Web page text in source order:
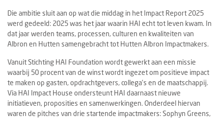
Die ambitie sluit aan op wat die middag in het Impact Report 2025
werd gedeeld: 2025 was het jaar waarin HAI echt tot leven kwam. In
dat jaar werden teams, processen, culturen en kwaliteiten van
Albron en Hutten samengebracht tot Hutten Albron Impactmakers.
Vanuit Stichting HAI Foundation wordt gewerkt aan een missie
waarbij 50 procent van de winst wordt ingezet om positieve impact
te maken op gasten, opdrachtgevers, collega’s en de maatschappij.
Via HAI Impact House ondersteunt HAI daarnaast nieuwe
initiatieven, proposities en samenwerkingen. Onderdeel hiervan
waren de pitches van drie startende impactmakers: Sophyn Greens,